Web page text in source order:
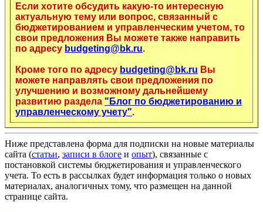
Если хотите обсудить какую-то интересную
актуальную тему или вопрос, связанный с
бюджетированием и управленческим учетом, то
свои предложения Вы можете также направить
по адресу budgeting@bk.ru.
Кроме того по адресу budgeting@bk.ru Вы
можете направлять свои предложения по
улучшению и возможному дальнейшему
развитию раздела "Блог по бюджетированию и
управленческому учету".
Ниже представлена форма для подписки на новые материалы
сайта (статьи, записи в блоге и опыт), связанные с
постановкой системы бюджетирования и управленческого
учета. То есть в рассылках будет информация только о новых
материалах, аналогичных тому, что размещен на данной
странице сайта.